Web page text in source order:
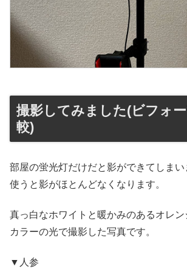
撮影してみました(ビフォ
較)
部屋の蛍光灯だけだと影ができてしま
使うと影がほとんどなくなります。
真っ白なホワイトと暖かみのあるオレ
カラーの光で撮影した写真です。
▼人参